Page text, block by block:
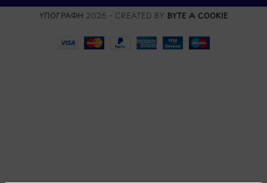
ΥΠΟΓΡΑΦΗ 2026 - CREATED BY BYTE A COOKIE